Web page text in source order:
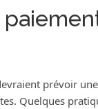
prévoir
Quelques